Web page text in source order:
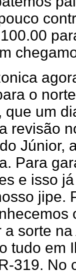
o
que um
revisão
Júnior,
Para
e isso
jipe.
a sorte
tudo em
319. No